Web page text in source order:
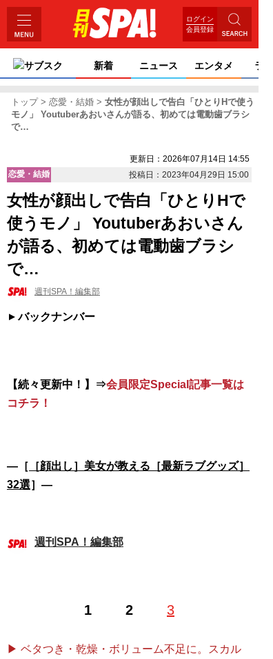
ログイン
会員登録
サブスク 新着 ニュース エンタメ ライ
トップ 恋愛・結婚
女性が顔出しで告白「ひとりHで使う
モノ」 Youtuberあおいさんが語る、初めては電動歯ブラシ
で…
更新日：2026年07月14日 14:55
恋愛・結婚
投稿日：2023年04月29日 15:00
女性が顔出しで告白「ひとりHで
使うモノ」 Youtuberあおいさん
が語る、初めては電動歯ブラシ
で…
週刊SPA！編集部
バックナンバー
【続々更新中！】⇒会員限定Special記事一覧は
コチラ！
―［ ［顔出し］美女が教える［最新ラブグッズ］
32選］―
週刊SPA！編集部
1 2 3
▶ ベタつき・乾燥・ボリューム不足に。スカル